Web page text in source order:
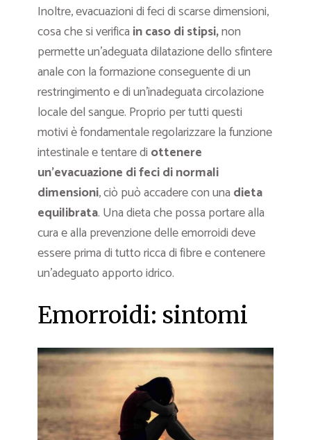
Inoltre, evacuazioni di feci di scarse dimensioni,
cosa che si verifica in caso di stipsi,non
permette un’adeguata dilatazione dello sfintere
anale con la formazione conseguente di un
restringimento e di un’inadeguata circolazione
locale del sangue. Proprio per tutti questi
motivi è fondamentale regolarizzare la funzione
intestinale e tentare di ottenere
un’evacuazione di feci di normali
dimensioni, ciò può accadere con una dieta
equilibrata. Una dieta che possa portare alla
cura e alla prevenzione delle emorroidi deve
essere prima di tutto ricca di fibre e contenere
un’adeguato apporto idrico.
Emorroidi: sintomi